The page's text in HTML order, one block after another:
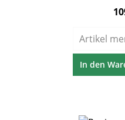
Armatur
Regulärer
Artikel
In den